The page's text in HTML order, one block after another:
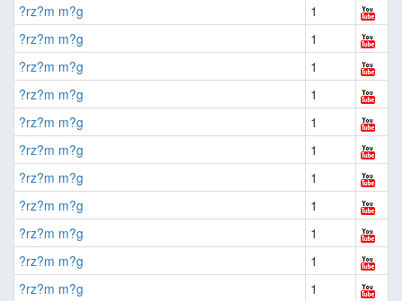
?rz?m m?g
1
?rz?m m?g
1
?rz?m m?g
1
?rz?m m?g
1
?rz?m m?g
1
?rz?m m?g
1
?rz?m m?g
1
?rz?m m?g
1
?rz?m m?g
1
?rz?m m?g
1
?rz?m m?g
1